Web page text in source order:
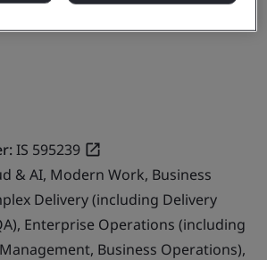
IS 595239
& AI, Modern Work, Business
Delivery (including Delivery
Enterprise Operations (including
Business Operations),